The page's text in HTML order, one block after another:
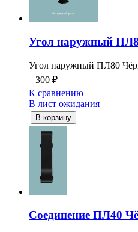
Угол наружный
Угол наружный ПЛ80
300 ₽
К сравнению
В лист ожидания
В корзину
Соединение ПЛ40